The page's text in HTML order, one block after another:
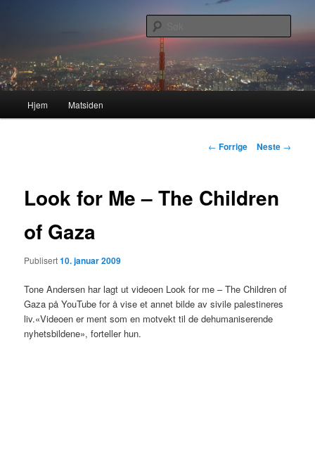
hovedinnholdet
Lasses hjemmeside
Hjem Matsiden
Innleggsnavigasjon
← Forrige Neste →
Look for Me – The Children
of Gaza
Publisert10. januar 2009
Tone Andersen har lagt ut videoen Look for me – The Children of
Gaza på YouTube for å vise et annet bilde av sivile palestineres
liv.«Videoen er ment som en motvekt til de dehumaniserende
nyhetsbildene», forteller hun.